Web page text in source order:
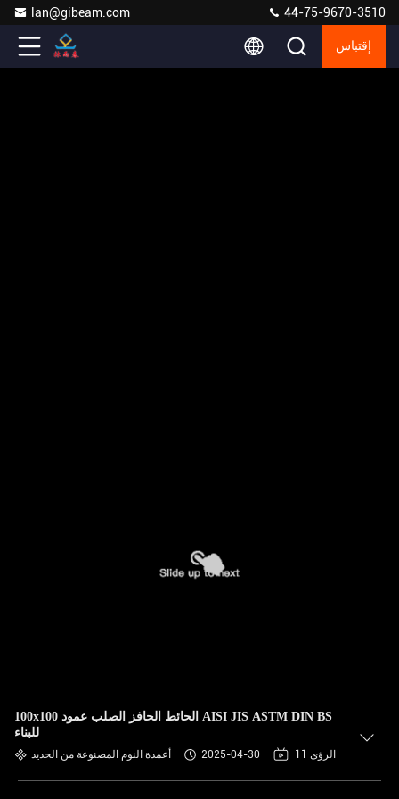
lan@gibeam.com 44-75-9670-3510
إقتباس
100x100 الحائط الحافز الصلب عمود AISI JIS ASTM DIN BS
للبناء
أعمدة النوم المصنوعة من الحديد 2025-04-30 11 الرؤى